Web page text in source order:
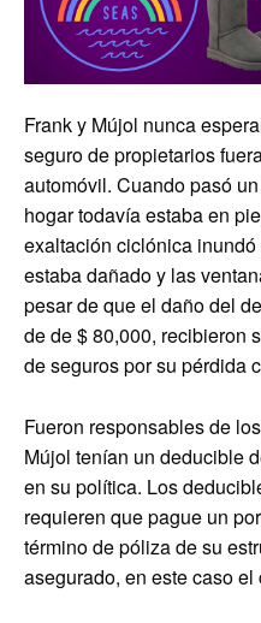
Frank y Mújol nunca
seguro de propietarios
automóvil. Cuando pasó
hogar todavía estaba en
exaltación ciclónica
estaba dañado y las
pesar de que el daño del
de de $ 80,000, recibieron
de seguros por su pérdida
Fueron responsables de
Mújol tenían un deducible
en su política. Los
requieren que pague un
término de póliza de su
asegurado, en este caso